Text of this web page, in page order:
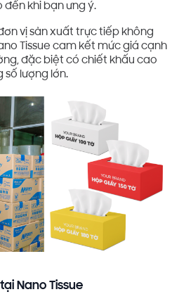
khi bạn ưng ý.
vị sản xuất trực tiếp không
Tissue cam kết mức giá cạnh
đặc biệt có chiết khấu cao
số lượng lớn.
Nano Tissue